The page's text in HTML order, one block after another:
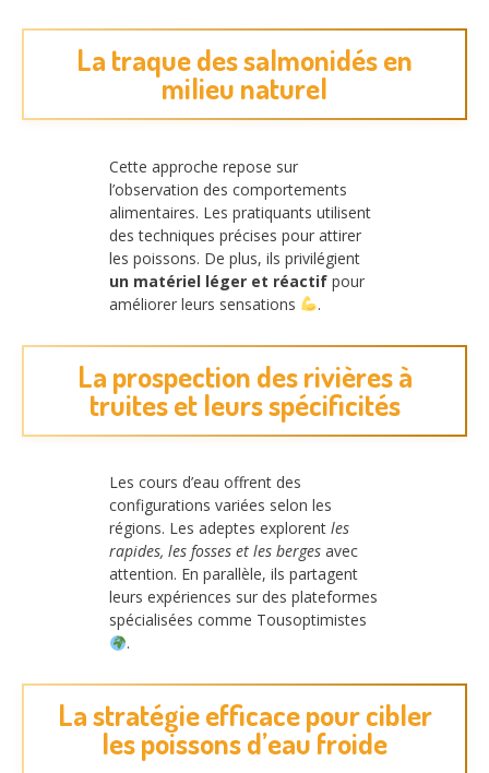
La traque des salmonidés en
milieu naturel
Cette approche repose sur
l’observation des comportements
alimentaires. Les pratiquants utilisent
des techniques précises pour attirer
les poissons. De plus, ils privilégient
un matériel léger et réactif pour
améliorer leurs sensations
.
La prospection des rivières à
truites et leurs spécificités
Les cours d’eau offrent des
configurations variées selon les
régions. Les adeptes explorent les
rapides, les fosses et les berges avec
attention. En parallèle, ils partagent
leurs expériences sur des plateformes
spécialisées comme Tousoptimistes
.
La stratégie efficace pour cibler
les poissons d’eau froide